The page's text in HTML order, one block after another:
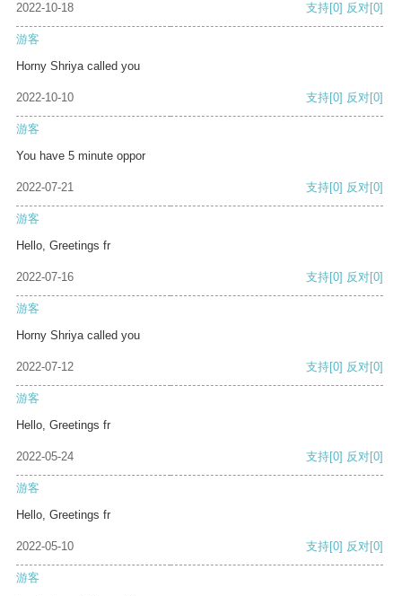
2022-10-18 支持[0] 反对[0]
游客
Horny Shriya called you
2022-10-10 支持[0] 反对[0]
游客
You have 5 minute oppor
2022-07-21 支持[0] 反对[0]
游客
Hello, Greetings fr
2022-07-16 支持[0] 反对[0]
游客
Horny Shriya called you
2022-07-12 支持[0] 反对[0]
游客
Hello, Greetings fr
2022-05-24 支持[0] 反对[0]
游客
Hello, Greetings fr
2022-05-10 支持[0] 反对[0]
游客